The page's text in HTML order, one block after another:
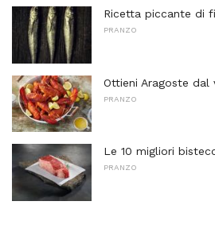
Ricetta piccante di
PRANZO
Ottieni Aragoste dal
PRANZO
Le 10 migliori
PRANZO